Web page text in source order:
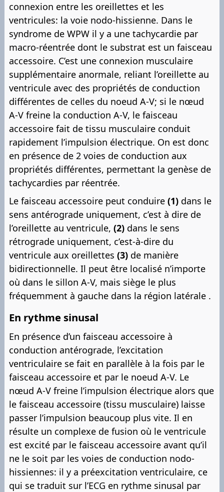
connexion entre les oreillettes et les
ventricules: la voie nodo-hissienne. Dans le
syndrome de WPW il y a une tachycardie par
macro-réentrée dont le substrat est un faisceau
accessoire. C’est une connexion musculaire
supplémentaire anormale, reliant l’oreillette au
ventricule avec des propriétés de conduction
différentes de celles du noeud A-V; si le nœud
A-V freine la conduction A-V, le faisceau
accessoire fait de tissu musculaire conduit
rapidement l’impulsion électrique. On est donc
en présence de 2 voies de conduction aux
propriétés différentes, permettant la genèse de
tachycardies par réentrée.
Le faisceau accessoire peut conduire (1) dans le
sens antérograde uniquement, c’est à dire de
l’oreillette au ventricule, (2) dans le sens
rétrograde uniquement, c’est-à-dire du
ventricule aux oreillettes (3) de manière
bidirectionnelle. Il peut être localisé n’importe
où dans le sillon A-V, mais siège le plus
fréquemment à gauche dans la région latérale .
En rythme sinusal
En présence d’un faisceau accessoire à
conduction antérograde, l’excitation
ventriculaire se fait en parallèle à la fois par le
faisceau accessoire et par le noeud A-V. Le
nœud A-V freine l’impulsion électrique alors que
le faisceau accessoire (tissu musculaire) laisse
passer l’impulsion beaucoup plus vite. Il en
résulte un complexe de fusion où le ventricule
est excité par le faisceau accessoire avant qu’il
ne le soit par les voies de conduction nodo-
hissiennes: il y a préexcitation ventriculaire, ce
qui se traduit sur l’ECG en rythme sinusal par